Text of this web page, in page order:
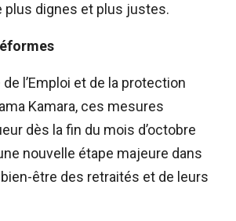
plus dignes et plus justes.
l’Emploi et de la protection
Kamara, ces mesures
dès la fin du mois d’octobre
nouvelle étape majeure dans
bien-être des retraités et de leurs